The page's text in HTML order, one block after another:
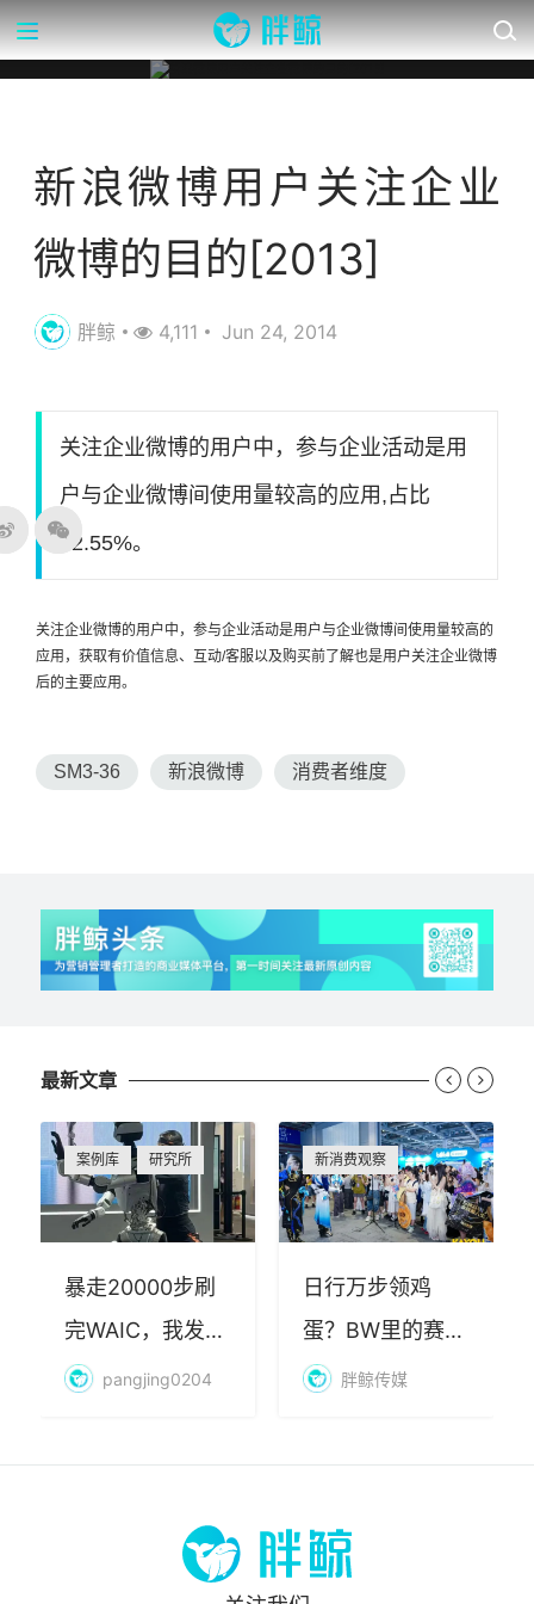
新浪微博用户关注企业
微博的目的[2013]
胖鲸 4,111 Jun 24, 2014
关注企业微博的用户中，参与企业活动是用
户与企业微博间使用量较高的应用,占比
42.55%。
关注企业微博的用户中，参与企业活动是用户与企业微博间使用量较高的
应用，获取有价值信息、互动/客服以及购买前了解也是用户关注企业微博
后的主要应用。
SM3-36 新浪微博 消费者维度
最新文章
案例库 研究所
暴走20000步刷
完WAIC，我发现
AI最赚钱的不是
pangjing0204
新消费观察
日行万步领鸡
蛋？BW里的赛博
朝圣，藏着品牌
胖鲸传媒
 